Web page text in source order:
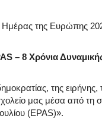
Ημέρας της Ευρώπης
– 8 Χρόνια
της ειρήνης,
μας μέσα από τη
(EPAS)».